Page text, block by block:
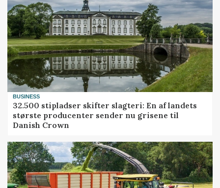
BUSINESS
32.500 stipladser skifter slagteri: En af landets
største producenter sender nu grisene til
Danish Crown